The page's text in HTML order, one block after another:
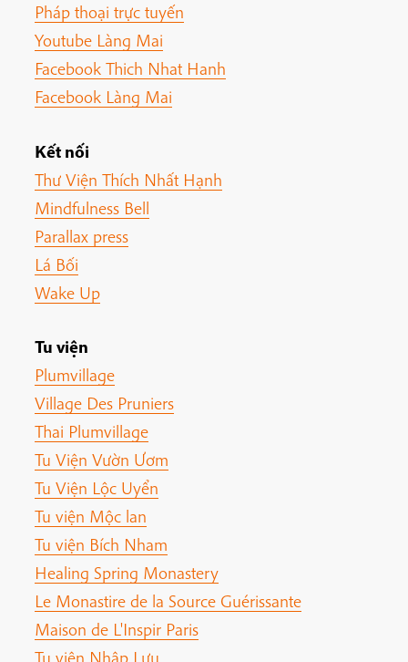
Pháp thoại trực tuyến
Youtube Làng Mai
Facebook Thich Nhat Hanh
Facebook Làng Mai
Kết nối
Thư Viện Thích Nhất Hạnh
Mindfulness Bell
Parallax press
Lá Bối
Wake Up
Tu viện
Plumvillage
Village Des Pruniers
Thai Plumvillage
Tu Viện Vườn Ươm
Tu Viện Lộc Uyển
Tu viện Mộc lan
Tu viện Bích Nham
Healing Spring Monastery
Le Monastire de la Source Guérissante
Maison de L'Inspir Paris